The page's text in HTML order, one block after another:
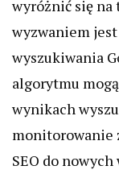
wyróżnić się
wyzwaniem
wyszukiwania
algorytmu
wynikach
monitorowanie
SEO do